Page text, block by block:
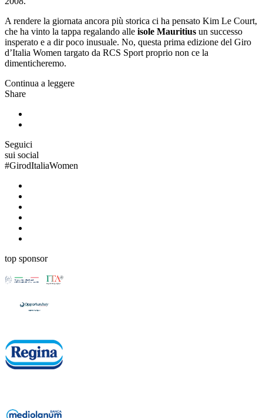
A rendere la giornata ancora più storica ci ha pensato Kim Le Court,
che ha vinto la tappa regalando alle isole Mauritius un successo
insperato e a dir poco inusuale. No, questa prima edizione del Giro
d’Italia Women targato da RCS Sport proprio non ce la
dimenticheremo.
Continua a leggere
Share
Seguici
sui social
#GirodItaliaWomen
top sponsor